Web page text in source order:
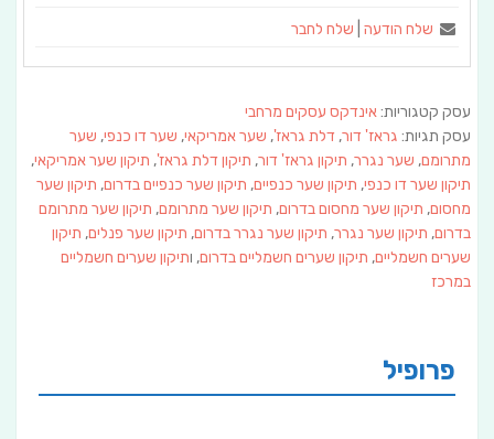
שלח הודעה שלח לחבר
עסק קטגוריות:אינדקס עסקים מרחבי
עסק תגיות: גראז' דור, דלת גראז', שער אמריקאי, שער דו כנפי, שער
מתרומם, שער נגרר, תיקון גראז' דור, תיקון דלת גראז', תיקון שער אמריקאי,
תיקון שער דו כנפי, תיקון שער כנפיים, תיקון שער כנפיים בדרום, תיקון שער
מחסום, תיקון שער מחסום בדרום, תיקון שער מתרומם, תיקון שער מתרומם
בדרום, תיקון שער נגרר, תיקון שער נגרר בדרום, תיקון שער פנלים, תיקון
שערים חשמליים, תיקון שערים חשמליים בדרום, ותיקון שערים חשמליים
במרכז
פרופיל